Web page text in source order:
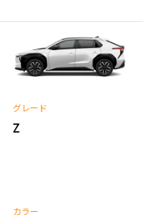
グレード
Z
カラー